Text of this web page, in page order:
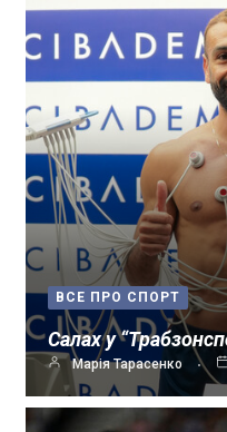
ВСЕ ПРО СПОРТ
Салах у
Марія Тарасенко